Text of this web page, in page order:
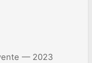
— 2023